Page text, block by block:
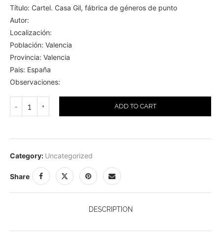
Título: Cartel. Casa Gil, fábrica de géneros de punto
Autor:
Localización:
Población: Valencia
Provincia: Valencia
Pais: España
Observaciones:
ADD TO CART
Category: Uncategorized
Share
DESCRIPTION